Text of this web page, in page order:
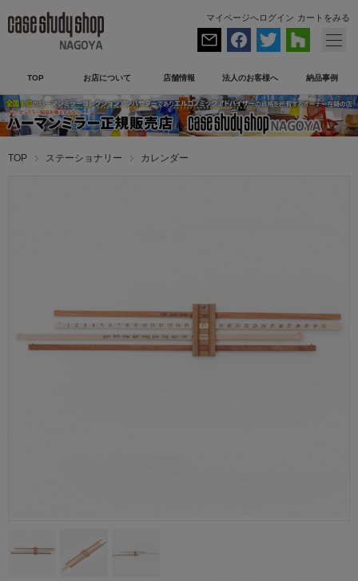
マイページへログイン カートをみる
TOP お店について 店舗情報 法人のお客様へ 納品事例
TOP ステーショナリー カレンダー